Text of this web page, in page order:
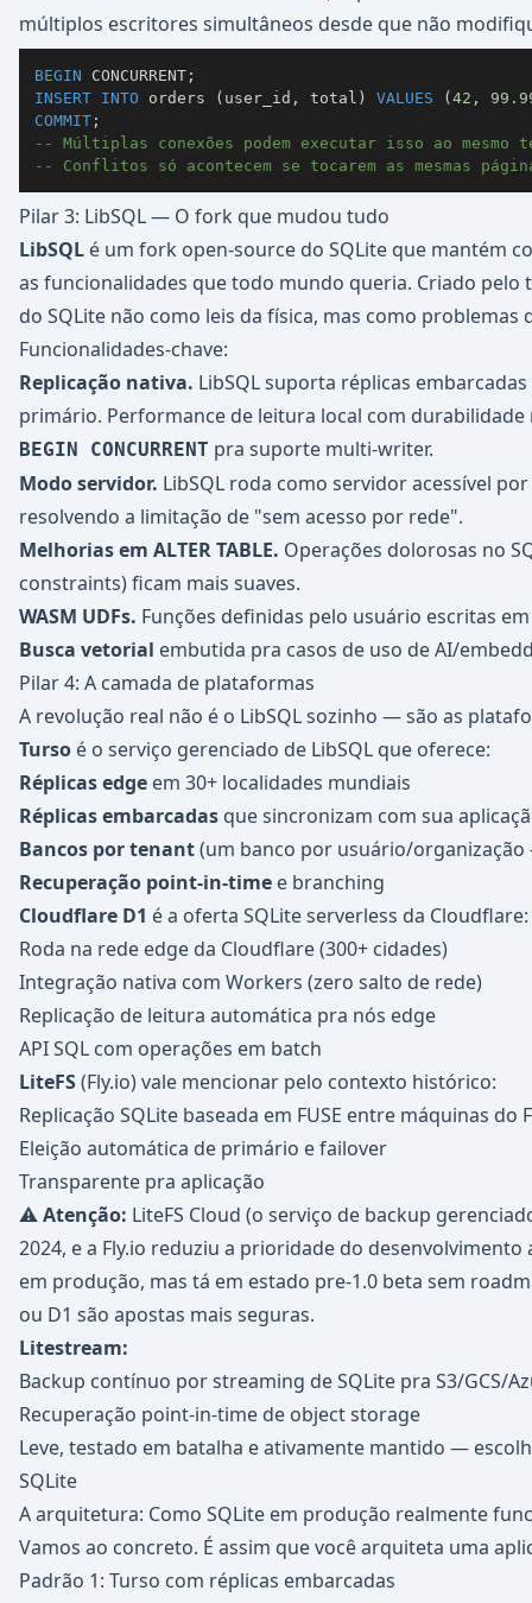
múltiplos escritores simultâneos desde que não
BEGIN CONCURRENT ;
INSERT INTO orders ( user_id , total ) VALUES (42 ,
COMMIT ;
-- Múltiplas conexões podem executar isso ao mesmo
-- Conflitos só acontecem se tocarem as mesmas
Pilar 3: LibSQL — O fork que mudou tudo
LibSQL é um fork open-source do SQLite que mantém
as funcionalidades que todo mundo queria. Criado pelo
do SQLite não como leis da física, mas como problemas
Funcionalidades-chave:
Replicação nativa. LibSQL suporta réplicas
primário. Performance de leitura local com durabilidade
BEGIN CONCURRENT pra suporte multi-writer.
Modo servidor. LibSQL roda como servidor acessível
resolvendo a limitação de "sem acesso por rede".
Melhorias em ALTER TABLE. Operações dolorosas no
constraints) ficam mais suaves.
WASM UDFs. Funções definidas pelo usuário escritas
Busca vetorial embutida pra casos de uso de AI/
Pilar 4: A camada de plataformas
A revolução real não é o LibSQL sozinho — são as
Turso é o serviço gerenciado de LibSQL que oferece:
Réplicas edge em 30+ localidades mundiais
Réplicas embarcadas que sincronizam com sua
Bancos por tenant(um banco por usuário/
Recuperação point-in-time e branching
Cloudflare D1 é a oferta SQLite serverless da Cloudflare:
Roda na rede edge da Cloudflare (300+ cidades)
Integração nativa com Workers (zero salto de rede)
Replicação de leitura automática pra nós edge
API SQL com operações em batch
LiteFS(Fly.io) vale mencionar pelo contexto histórico:
Replicação SQLite baseada em FUSE entre máquinas do
Eleição automática de primário e failover
Transparente pra aplicação
⚠️Atenção: LiteFS Cloud (o serviço de backup
2024, e a Fly.io reduziu a prioridade do desenvolvimento
em produção, mas tá em estado pre-1.0 beta sem
ou D1 são apostas mais seguras.
Litestream:
Backup contínuo por streaming de SQLite pra S3/GCS/
Recuperação point-in-time de object storage
Leve, testado em batalha e ativamente mantido —
SQLite
A arquitetura: Como SQLite em produção realmente
Vamos ao concreto. É assim que você arquiteta uma
Padrão 1: Turso com réplicas embarcadas